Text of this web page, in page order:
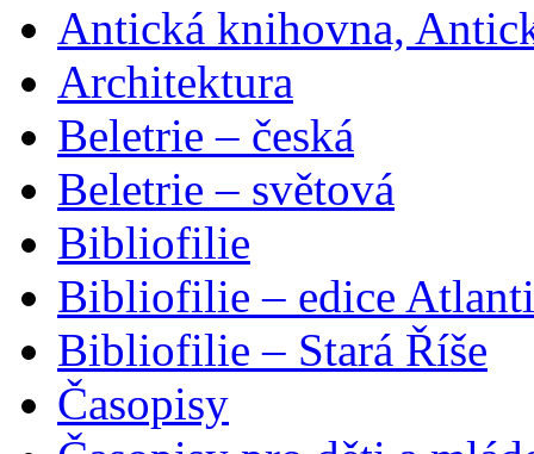
Antická knihovna,
Architektura
Beletrie – česká
Beletrie – světová
Bibliofilie
Bibliofilie – edice
Bibliofilie – Stará Říše
Časopisy